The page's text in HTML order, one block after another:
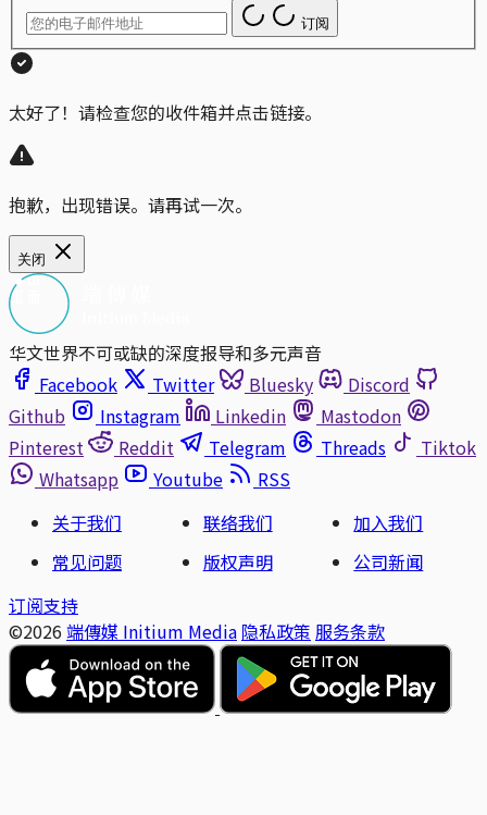
订阅
太好了！请检查您的收件箱并点击链接。
抱歉，出现错误。请再试一次。
关闭
华文世界不可或缺的深度报导和多元声音
Facebook
Twitter Bluesky
Discord
Github
Instagram Linkedin
Mastodon
Pinterest
Reddit Telegram Threads
Tiktok
Whatsapp
Youtube
RSS
关于我们
联络我们
加入我们
常见问题
版权声明
公司新闻
订阅支持
©2026 端傳媒 Initium Media 隐私政策 服务条款